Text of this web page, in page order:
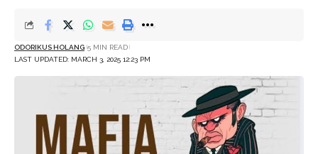
LAST UPDATED: MARCH 3, 2025 12:23 PM
ODORIKUS HOLANG 5 MIN READ